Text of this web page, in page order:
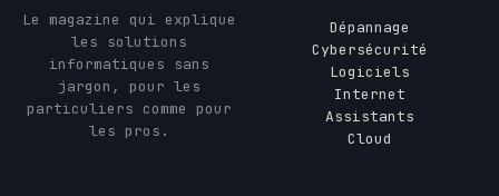
Le magazine qui explique
les solutions
informatiques sans
jargon, pour les
particuliers comme pour
les pros.
Dépannage
Cybersécurité
Logiciels
Internet
Assistants
Cloud